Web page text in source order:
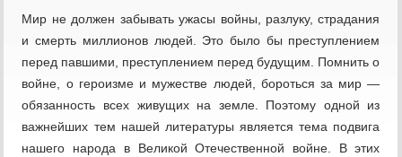
Мир не должен забывать ужасы войны, разлуку, страдания
и смерть миллионов людей. Это было бы преступлением
перед павшими, преступлением перед будущим. Помнить о
войне, о героизме и мужестве людей, бороться за мир —
обязанность всех живущих на земле. Поэтому одной из
важнейших тем нашей литературы является тема подвига
нашего народа в Великой Отечественной войне. В этих